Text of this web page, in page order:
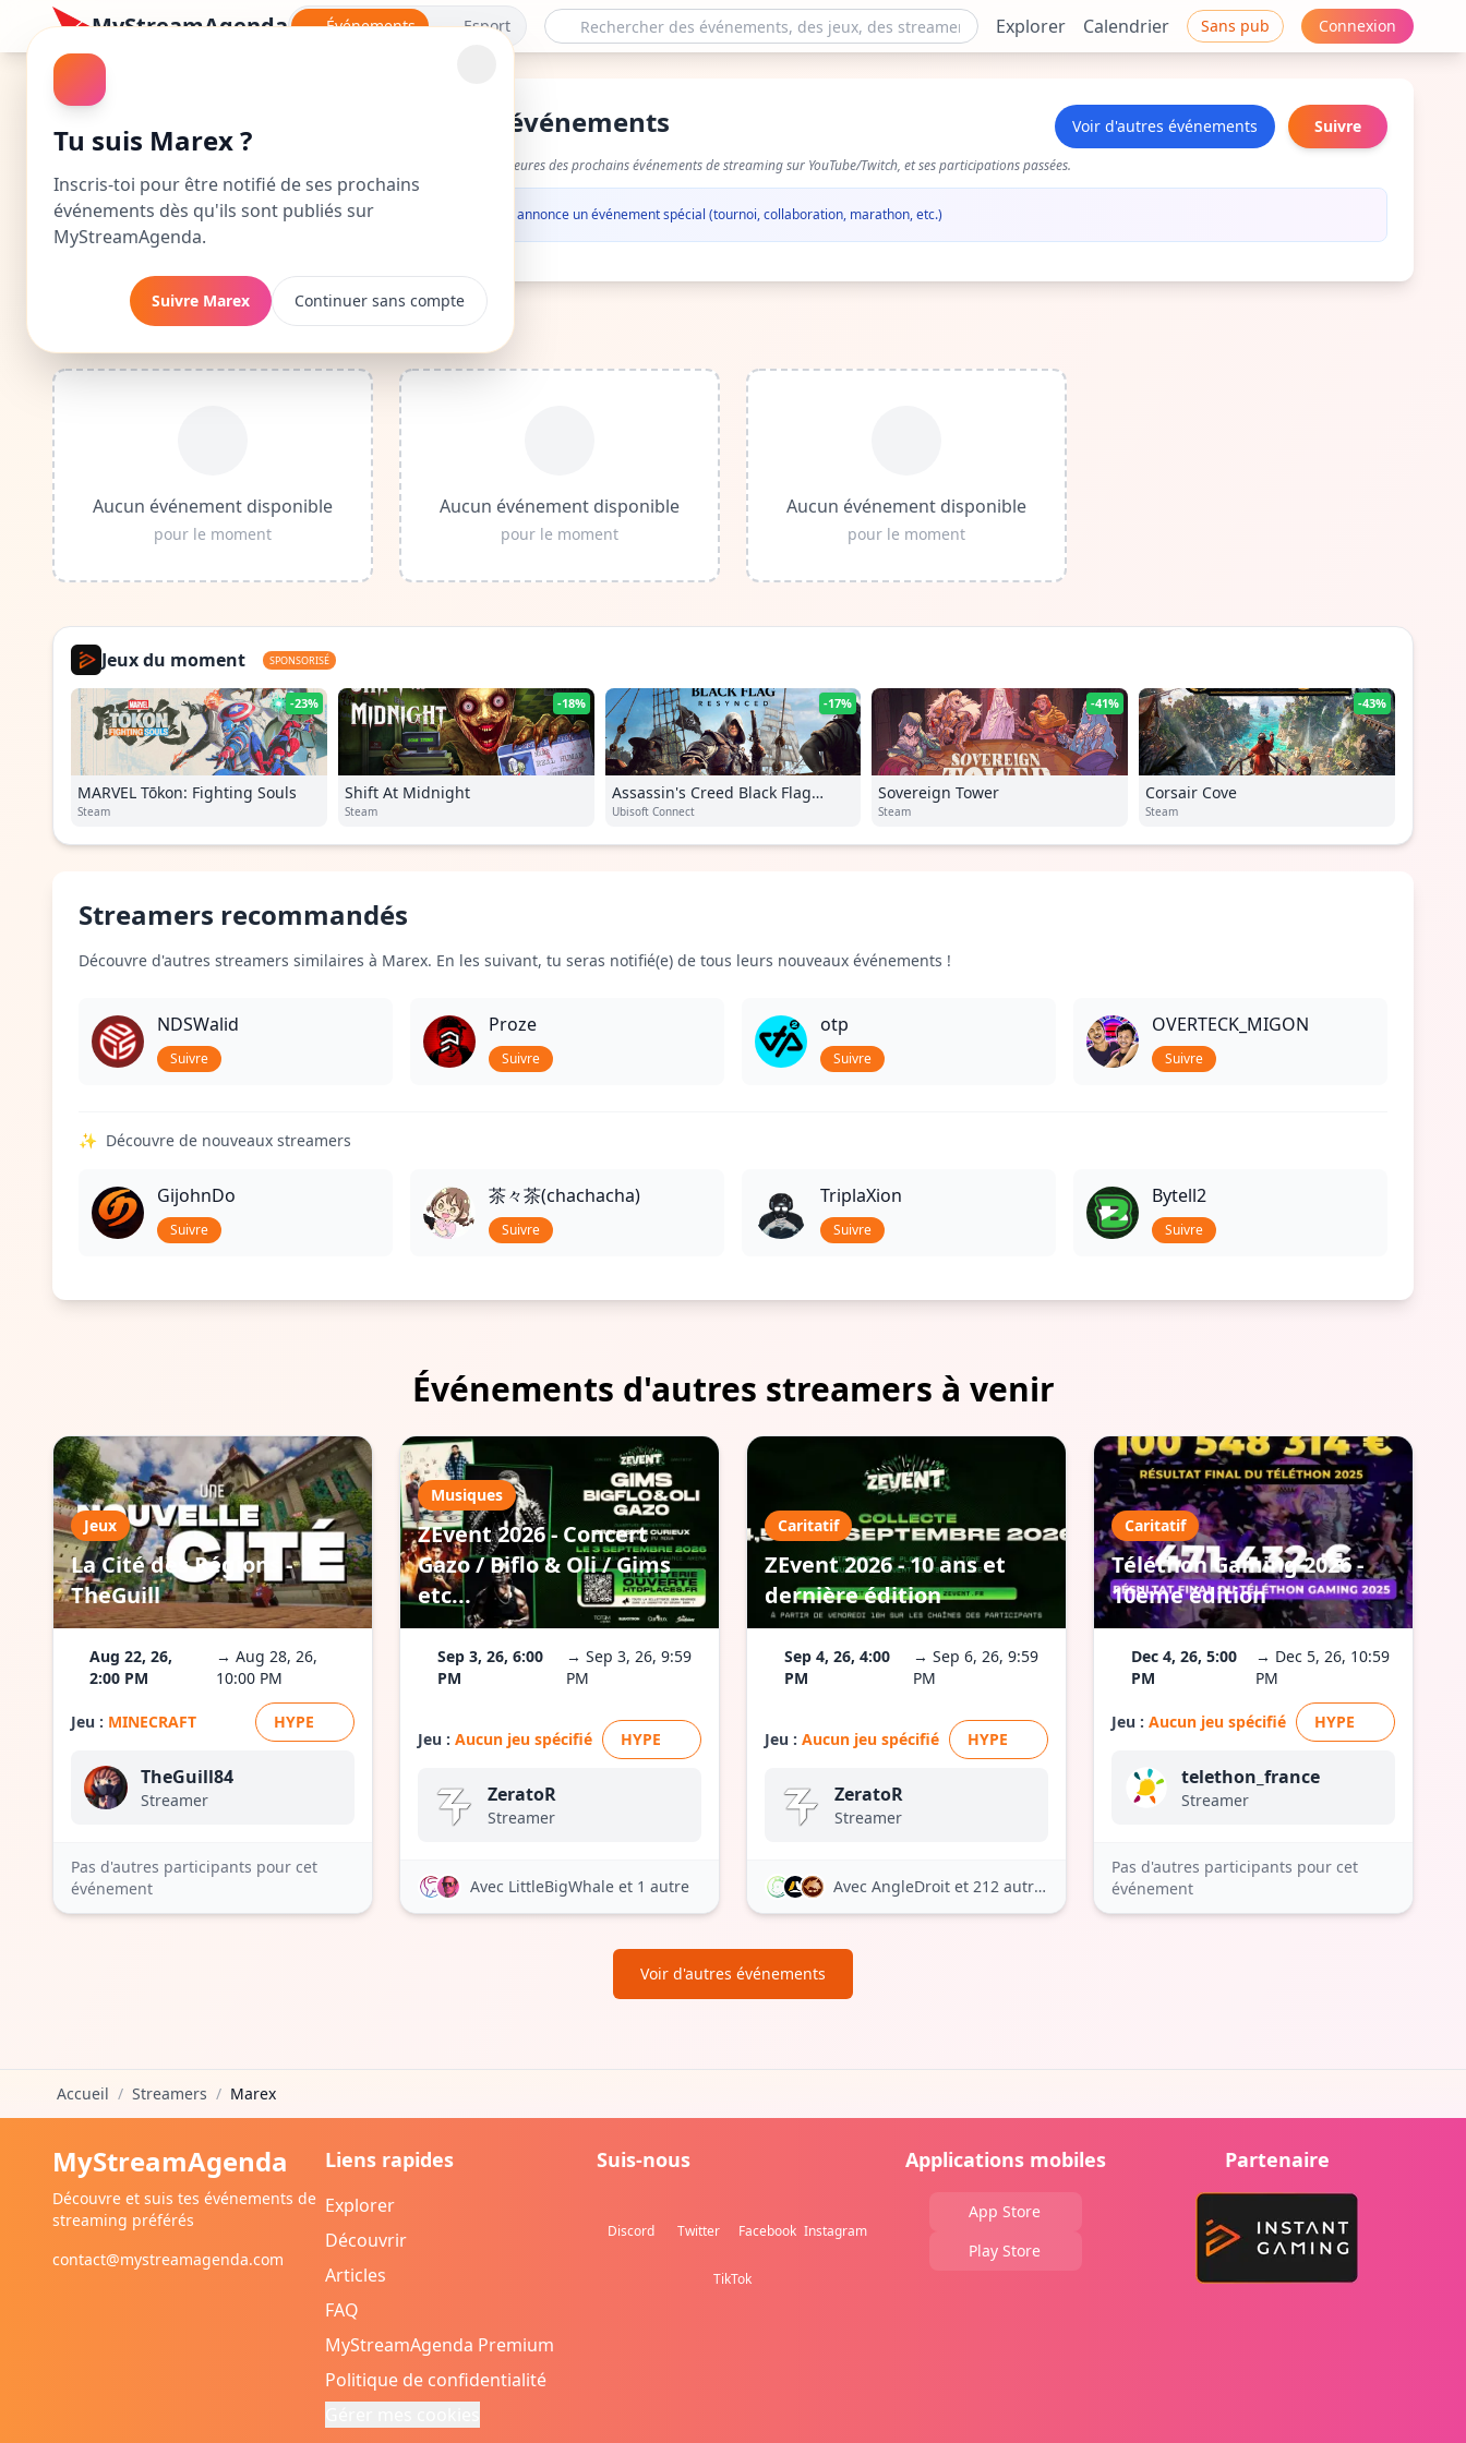
Tu suis Marex ?
Inscris-toi pour être notifié de ses prochains
événements dès qu'ils sont publiés sur
MyStreamAgenda.
Suivre Marex Continuer sans compte
MyStreamAgenda Événements Esport Explorer Calendrier Sans pub Connexion
Marex : Calendrier des événements Voir d'autres événements Suivre
Découvre le calendrier complet de Marex : dates et heures des prochains événements de streaming sur YouTube/Twitch, et ses participations passées.
En suivant Marex, tu seras notifié dès qu'il annonce un événement spécial (tournoi, collaboration, marathon, etc.)
Événements à venir
Aucun événement disponible
pour le moment
Aucun événement disponible
pour le moment
Aucun événement disponible
pour le moment
Jeux du moment SPONSORISÉ
-23%
MARVEL Tōkon: Fighting Souls
Steam
-18%
Shift At Midnight
Steam
-17%
Assassin's Creed Black Flag
Resynced
Ubisoft Connect
-41%
Sovereign Tower
Steam
-43%
Corsair Cove
Steam
Streamers recommandés
Découvre d'autres streamers similaires à Marex. En les suivant, tu seras notifié(e) de tous leurs nouveaux événements !
NDSWalid
Suivre
Proze
Suivre
otp
Suivre
OVERTECK_MIGON
Suivre
✨ Découvre de nouveaux streamers
GijohnDo
Suivre
茶々茶(chachacha)
Suivre
TriplaXion
Suivre
Bytell2
Suivre
Événements d'autres streamers à venir
Jeux
La Cité des Régions -
TheGuill
Aug 22, 26,
2:00 PM
→ Aug 28, 26,
10:00 PM
Jeu : MINECRAFT HYPE
TheGuill84
Streamer
Pas d'autres participants pour cet
événement
Musiques
ZEvent 2026 - Concert
Gazo / Biflo & Oli / Gims
etc...
Sep 3, 26, 6:00
PM
→ Sep 3, 26, 9:59
PM
Jeu : Aucun jeu spécifié HYPE
ZeratoR
Streamer
Avec LittleBigWhale et 1 autre
Caritatif
ZEvent 2026 - 10 ans et
dernière édition
Sep 4, 26, 4:00
PM
→ Sep 6, 26, 9:59
PM
Jeu : Aucun jeu spécifié HYPE
ZeratoR
Streamer
Avec AngleDroitet 212 autres
Caritatif
Téléthon Gaming 2026 -
10ème édition
Dec 4, 26, 5:00
PM
→ Dec 5, 26, 10:59
PM
Jeu : Aucun jeu spécifié HYPE
telethon_france
Streamer
Pas d'autres participants pour cet
événement
Voir d'autres événements
Accueil / Streamers / Marex
MyStreamAgenda
Découvre et suis tes événements de
streaming préférés
contact@mystreamagenda.com
Liens rapides
Explorer
Découvrir
Articles
FAQ
MyStreamAgenda Premium
Politique de confidentialité
Suis-nous
Discord Twitter Facebook Instagram
TikTok
Applications mobiles
App Store
Play Store
Partenaire